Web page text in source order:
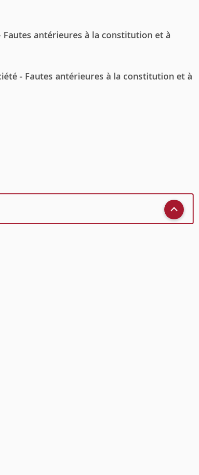
Fautes antérieures à la constitution et à
- Fautes antérieures à la constitution et à